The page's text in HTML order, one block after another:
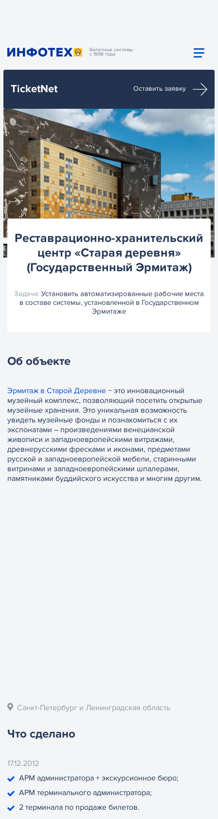
Билетные системы
с 1998 года
TicketNet Оставить заявку
Реставрационно-хранительский
центр «Старая деревня»
(Государственный Эрмитаж)
Задача: Установить автоматизированные рабочие места
в составе системы, установленной в Государственном
Эрмитаже
Об объекте
Эрмитаж в Старой Деревне − это инновационный
музейный комплекс, позволяющий посетить открытые
музейные хранения. Это уникальная возможность
увидеть музейные фонды и познакомиться с их
экспонатами – произведениями венецианской
живописи и западноевропейскими витражами,
древнерусскими фресками и иконами, предметами
русской и западноевропейской мебели, старинными
витринами и западноевропейскими шпалерами,
памятниками буддийского искусства и многим другим.
Санкт-Петербург и Ленинградская область
Что сделано
17.12.2012
АРМ администратора + экскурсионное бюро;
АРМ терминального администратора;
2 терминала по продаже билетов.